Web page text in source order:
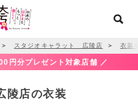
＞ スタジオキャラット 広陵店 ＞ 衣装
円分プレゼント対象店舗 ／
陵店の衣装